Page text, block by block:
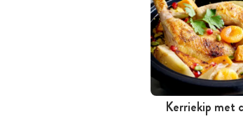
Kerriekip met